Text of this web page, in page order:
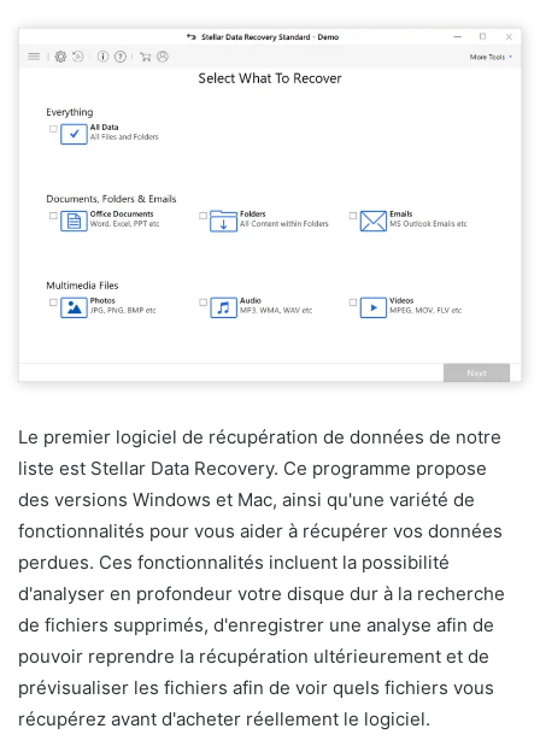
Le premier logiciel de récupération de données de notre
liste est Stellar Data Recovery. Ce programme propose
des versions Windows et Mac, ainsi qu'une variété de
fonctionnalités pour vous aider à récupérer vos données
perdues. Ces fonctionnalités incluent la possibilité
d'analyser en profondeur votre disque dur à la recherche
de fichiers supprimés, d'enregistrer une analyse afin de
pouvoir reprendre la récupération ultérieurement et de
prévisualiser les fichiers afin de voir quels fichiers vous
récupérez avant d'acheter réellement le logiciel.